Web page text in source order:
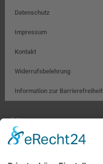
Datenschutz
Impressum
Kontakt
Widerrufsbelehrung
Information zur Barrierefreiheit
Öffnungszeiten:
Mo. – Fr. 8:00 – 18:00 Uhr